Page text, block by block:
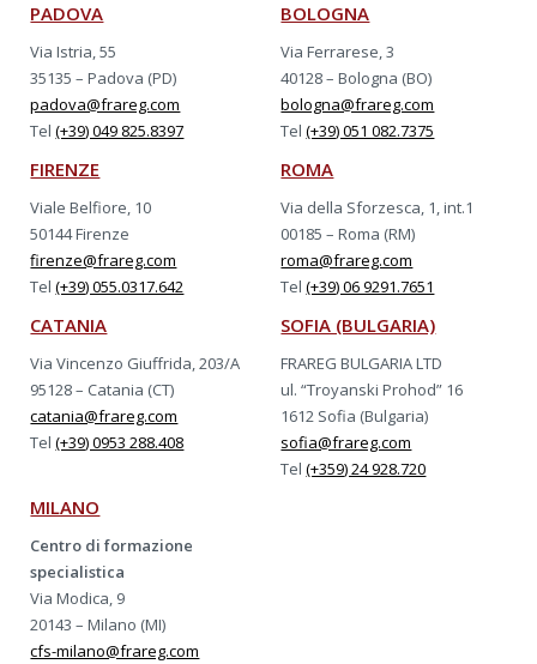
PADOVA
Via Istria, 55
35135 – Padova (PD)
padova@frareg.com
Tel(+39) 049 825.8397
BOLOGNA
Via Ferrarese, 3
40128 – Bologna (BO)
bologna@frareg.com
Tel(+39) 051 082.7375
FIRENZE
Viale Belfiore, 10
50144 Firenze
firenze@frareg.com
Tel(+39) 055.0317.642
ROMA
Via della Sforzesca, 1, int.1
00185 – Roma (RM)
roma@frareg.com
Tel(+39) 06 9291.7651
CATANIA
Via Vincenzo Giuffrida, 203/A
95128 – Catania (CT)
catania@frareg.com
Tel(+39) 0953 288.408
SOFIA (BULGARIA)
FRAREG BULGARIA LTD
ul. “Troyanski Prohod” 16
1612 Sofia (Bulgaria)
sofia@frareg.com
Tel(+359) 24 928.720
MILANO
Centro di formazione
specialistica
Via Modica, 9
20143 – Milano (MI)
cfs-milano@frareg.com